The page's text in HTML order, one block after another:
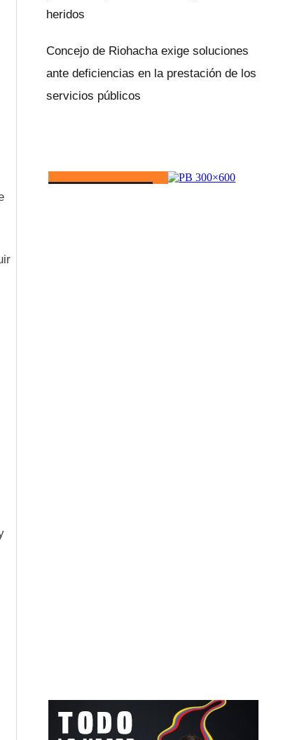
heridos
Concejo de Riohacha exige soluciones
ante deficiencias en la prestación de los
servicios públicos